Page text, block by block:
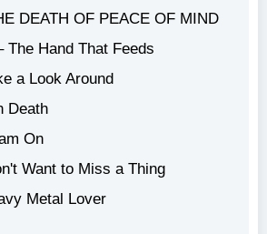
DEATH OF PEACE OF MIND
The Hand That Feeds
a Look Around
Death
On
Want to Miss a Thing
Metal Lover